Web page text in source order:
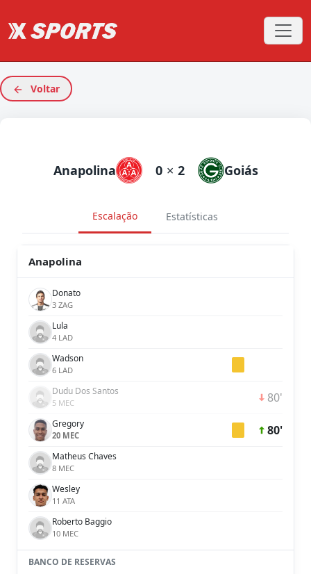
Voltar
Anapolina 0 × 2 Goiás
Escalação Estatísticas
Anapolina
Donato
3 ZAG
Lula
4 LAD
Wadson
6 LAD
Dudu Dos Santos
5 MEC 80'
Gregory
20 MEC 80'
Matheus Chaves
8 MEC
Wesley
11 ATA
Roberto Baggio
10 MEC
BANCO DE RESERVAS